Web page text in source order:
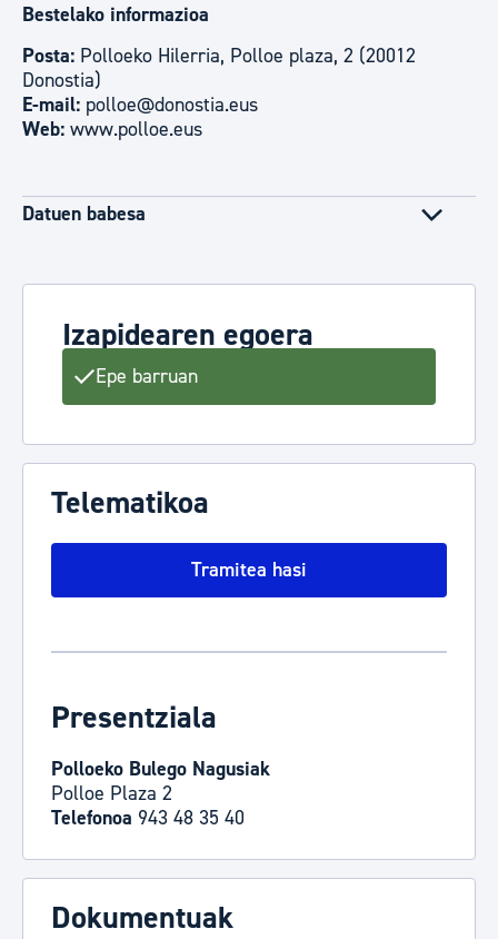
Bestelako informazioa
Posta: Polloeko Hilerria, Polloe plaza, 2 (20012
Donostia)
E-mail: polloe@donostia.eus
Web: www.polloe.eus
Datuen babesa
Izapidearen egoera
Epe barruan
Telematikoa
Tramitea hasi
Presentziala
Polloeko Bulego Nagusiak
Polloe Plaza 2
Telefonoa 943 48 35 40
Dokumentuak